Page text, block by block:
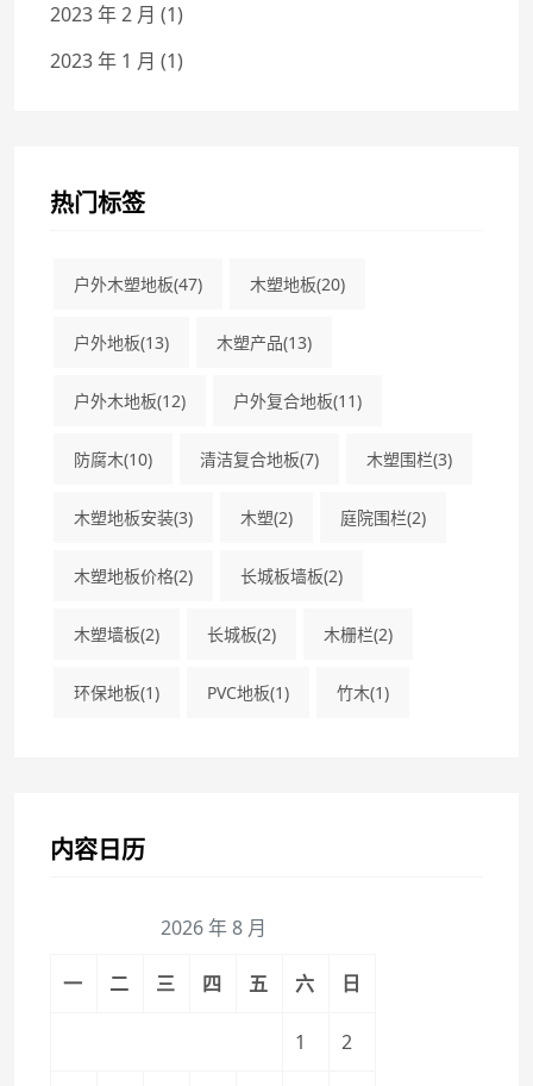
2023 年 2 月 (1)
2023 年 1 月 (1)
热门标签
户外木塑地板(47) 木塑地板(20)
户外地板(13) 木塑产品(13)
户外木地板(12) 户外复合地板(11)
防腐木(10) 清洁复合地板(7) 木塑围栏(3)
木塑地板安装(3) 木塑(2) 庭院围栏(2)
木塑地板价格(2) 长城板墙板(2)
木塑墙板(2) 长城板(2) 木栅栏(2)
环保地板(1) PVC地板(1) 竹木(1)
内容日历
2026 年 8 月
一 二 三 四 五 六 日
1 2